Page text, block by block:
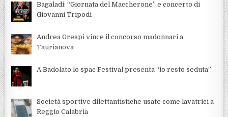
Bagaladi: “Giornata del Maccherone” e concerto di
Giovanni Tripodi
Andrea Grespi vince il concorso madonnari a
Taurianova
A Badolato lo spac Festival presenta “io resto seduta”
Società sportive dilettantistiche usate come lavatrici a
Reggio Calabria